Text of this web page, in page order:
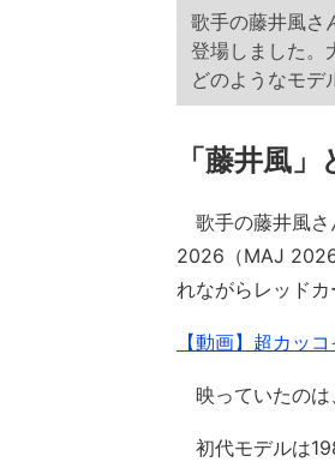
歌手の藤井風さ
登場しました。
どのようなモデ
「藤井風
歌手の藤井風さ
2026（MAJ 2026
れながらレッド
【動画】超カッ
映っていたのは
初代モデルは